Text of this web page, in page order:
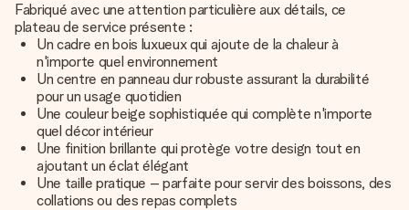
Fabriqué avec une attention particulière aux détails, ce
plateau de service présente :
Un cadre en bois luxueux qui ajoute de la chaleur à
n'importe quel environnement
Un centre en panneau dur robuste assurant la durabilité
pour un usage quotidien
Une couleur beige sophistiquée qui complète n'importe
quel décor intérieur
Une finition brillante qui protège votre design tout en
ajoutant un éclat élégant
Une taille pratique – parfaite pour servir des boissons, des
collations ou des repas complets